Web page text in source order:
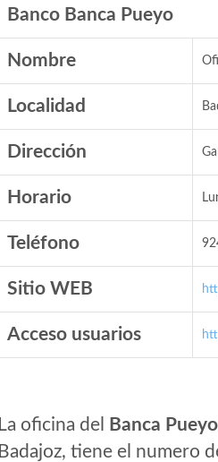
Banco Banca Pueyo
Nombre
Localidad
Dirección
Horario
Teléfono
Sitio WEB
Acceso usuarios
La oficina del Banca Pueyo
Badajoz, tiene el numero